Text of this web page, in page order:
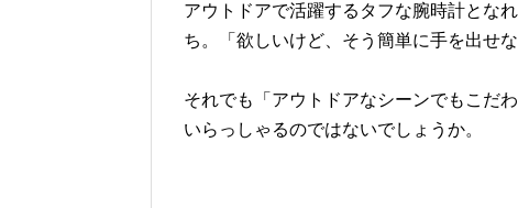
アウトドアで活躍するタフな腕時計とな
ち。「欲しいけど、そう簡単に手を出せ
それでも「アウトドアなシーンでもこだ
いらっしゃるのではないでしょうか。